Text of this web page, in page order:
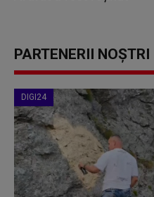
PARTENERII NOȘTRI
DIGI24